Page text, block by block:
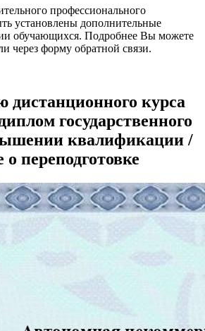
профессионального
установлены дополнительные
обучающихся. Подробнее Вы можете
через форму обратной связи.
курса
государственного
квалификации /
о переподготовке